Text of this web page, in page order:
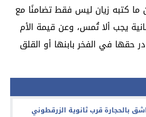
ما كتبه زيان ليس فقط تضامنًا مع
يجب ألا تُمس، وعن قيمة الأم
حقها في الفخر بابنها أو القلق
بالحجارة قرب ثانوية الزرقطوني